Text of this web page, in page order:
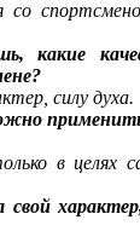
со
какие
силу духа.
в целях